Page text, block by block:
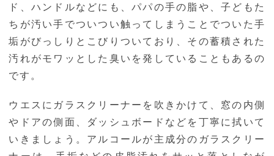
ド、ハンドルなどにも、パパの手の脂や、子どもた
ちが汚い手でついつい触ってしまうことでついた手
垢がびっしりとこびりついており、その蓄積された
汚れがモワッとした臭いを発していることもあるの
です。
ウエスにガラスクリーナーを吹きかけて、窓の内側
やドアの側面、ダッシュボードなどを丁寧に拭いて
いきましょう。アルコールが主成分のガラスクリー